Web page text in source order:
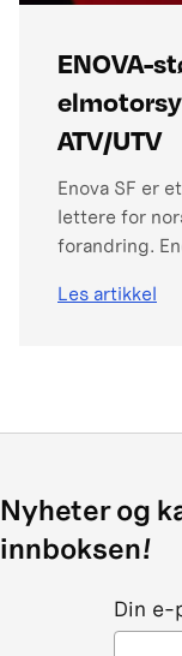
ENOVA-
ATV/UTV
Enova SF er
lettere for
forandring.
MC-registrert ATV/UTV.
Les artikkel
Nyheter og
innboksen!
Din e-